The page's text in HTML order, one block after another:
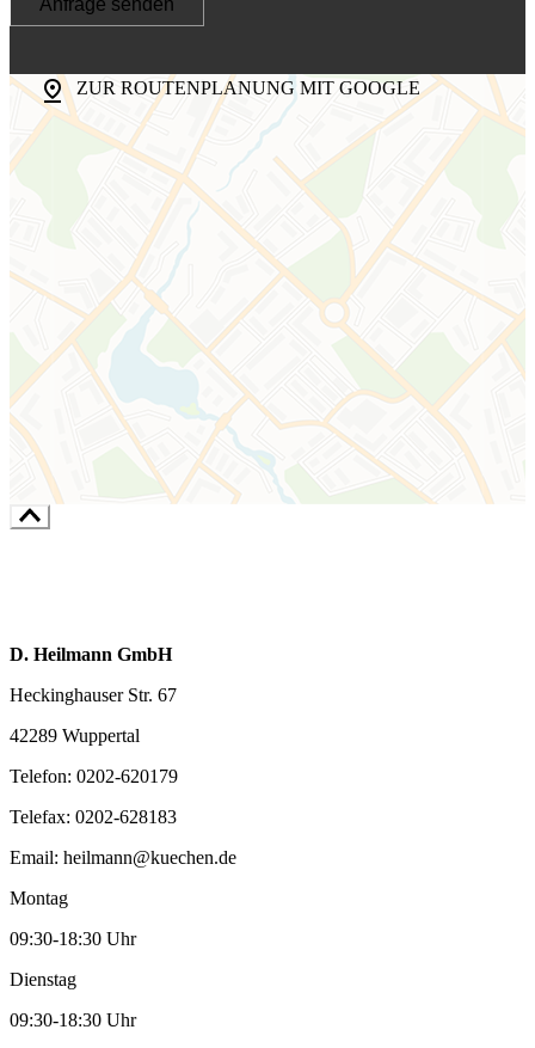
 ZUR ROUTENPLANUNG MIT GOOGLE
D. Heilmann GmbH
Heckinghauser Str. 67
42289 Wuppertal
Telefon: 0202-620179
Telefax: 0202-628183
Email: heilmann@kuechen.de
Montag
09:30-18:30 Uhr
Dienstag
09:30-18:30 Uhr